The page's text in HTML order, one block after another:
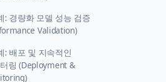
: 경량화 모델 성능 검증
Validation)
: 배포 및 지속적인
링 (Deployment &